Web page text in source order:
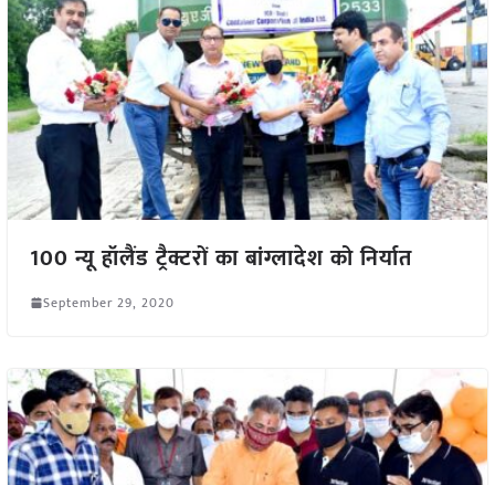
100 न्यू हॉलैंड ट्रैक्टरों का बांग्लादेश को निर्यात
September 29, 2020